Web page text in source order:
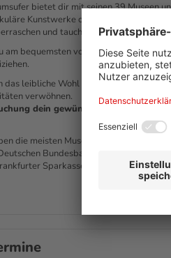
bietet dir mit seinen 39 Museen
Kunstwerke oder spannende
und tauche ein in die
bequemsten vom Wasser aus. Lehn
das leibliche Wohl nicht zu kurz
verwöhnen.
dein gewünschtes Datum und
die meisten Museen geschlossen.
Bundesbank, das Institut für
Sparkasse. Die Schifffahrten